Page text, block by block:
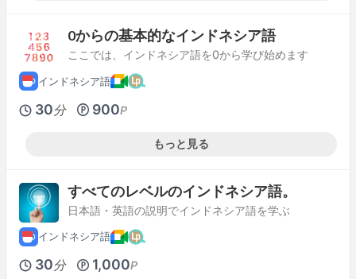
0からの基本的なインドネシア語
ここでは、インドネシア語を0から学び始めます
インドネシア語
30分 900P
もっと見る
すべてのレベルのインドネシア語。
日本語・英語の説明でインドネシア語を学ぶ
インドネシア語
30分 1,000P